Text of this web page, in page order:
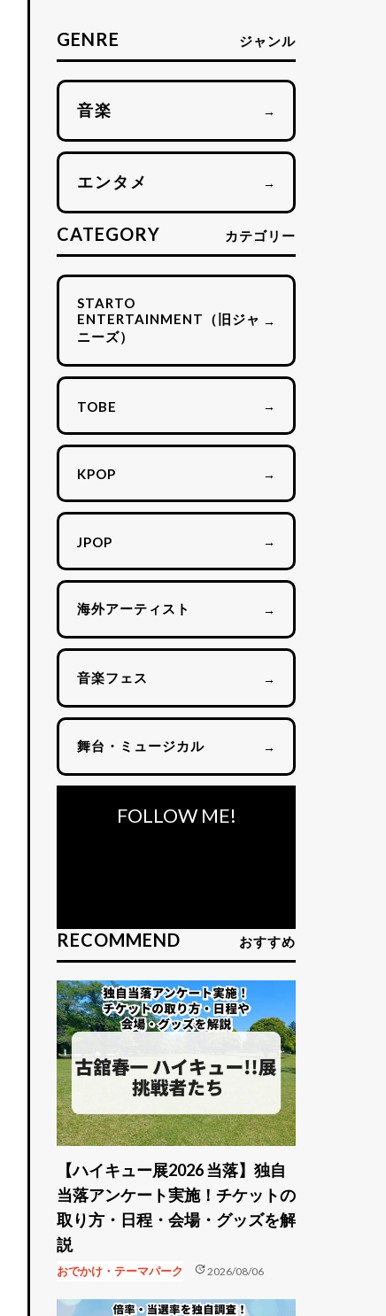
GENRE ジャンル
音楽 →
エンタメ →
CATEGORY カテゴリー
STARTO
ENTERTAINMENT（旧ジャ
ニーズ）
→
TOBE →
KPOP →
JPOP →
海外アーティスト →
音楽フェス →
舞台・ミュージカル →
FOLLOW ME!
RECOMMEND おすすめ
【ハイキュー展2026 当落】独自
当落アンケート実施！チケットの
取り方・日程・会場・グッズを解
説
おでかけ・テーマパーク update2026/08/06